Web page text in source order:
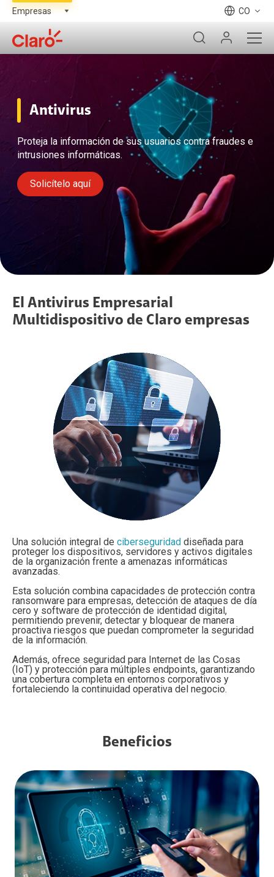
CO
Antivirus
Proteja la información de sus usuarios contra fraudes e
intrusiones informáticas.
Solicítelo aquí
El Antivirus Empresarial
Multidispositivo de Claro empresas
Una solución integral de ciberseguridad diseñada para
proteger los dispositivos, servidores y activos digitales
de la organización frente a amenazas informáticas
avanzadas.
Esta solución combina capacidades de protección contra
ransomware para empresas, detección de ataques de día
cero y software de protección de identidad digital,
permitiendo prevenir, detectar y bloquear de manera
proactiva riesgos que puedan comprometer la seguridad
de la información.
Además, ofrece seguridad para Internet de las Cosas
(IoT) y protección para múltiples endpoints, garantizando
una cobertura completa en entornos corporativos y
fortaleciendo la continuidad operativa del negocio.
Beneficios